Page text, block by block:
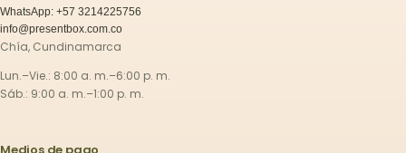
WhatsApp: +57 3214225756
info@presentbox.com.co
Chía, Cundinamarca
Lun.–Vie.: 8:00 a. m.–6:00 p. m.
Sáb.: 9:00 a. m.–1:00 p. m.